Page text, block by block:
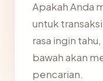
Apakah Anda
untuk
rasa ingin
bawah akan
pencarian.